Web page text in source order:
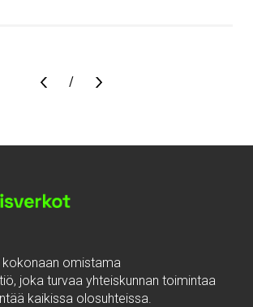
Sivu
/
kokonaan omistama
joka turvaa yhteiskunnan toimintaa
kaikissa olosuhteissa.